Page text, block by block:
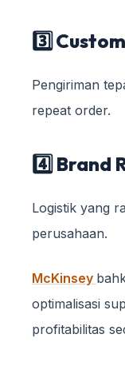
3️⃣
Pengiriman
repeat order.
4️⃣ Brand
Logistik yang
perusahaan.
McKinsey
optimalisasi
profitabilitas